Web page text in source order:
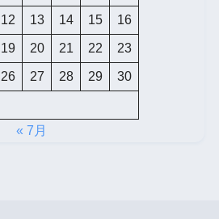
12 13 14 15 16
19 20 21 22 23
26 27 28 29 30
« 7月